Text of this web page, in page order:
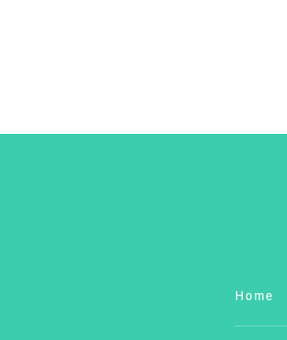
Home